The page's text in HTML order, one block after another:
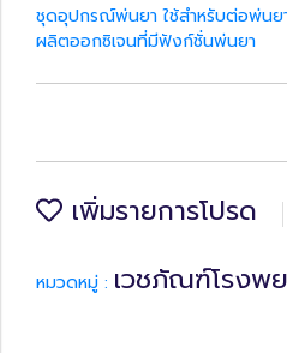
ชุดอุปกรณ์พ่นยา ใช้สำหรับต่อพ่นย
ผลิตออกซิเจนที่มีฟังก์ชั่นพ่นยา
เพิ่มรายการโปรด
หมวดหมู่ : เวชภัณฑ์โรงพ